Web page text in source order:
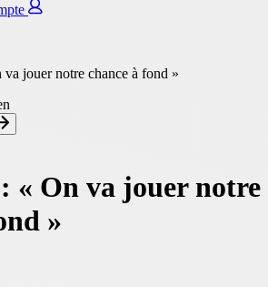
va jouer notre chance à fond »
« On va jouer notre
»